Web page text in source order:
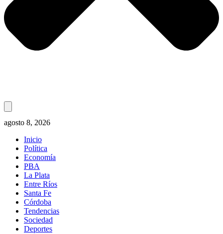
agosto 8, 2026
Inicio
Política
Economía
PBA
La Plata
Entre Ríos
Santa Fe
Córdoba
Tendencias
Sociedad
Deportes